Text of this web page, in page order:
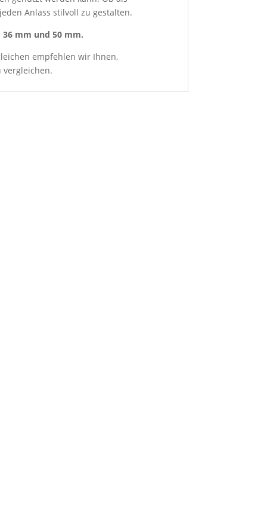
Anlass stilvoll zu gestalten.
mm und 50 mm.
empfehlen wir Ihnen,
vergleichen.